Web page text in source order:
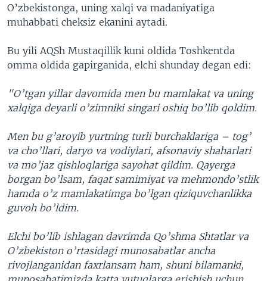
O’zbekistonga, uning xalqi va madaniyatiga
muhabbati cheksiz ekanini aytadi.
Bu yili AQSh Mustaqillik kuni oldida Toshkentda
omma oldida gapirganida, elchi shunday degan edi:
"O’tgan yillar davomida men bu mamlakat va uning
xalqiga deyarli o’zimniki singari oshiq bo’lib qoldim.
Men bu g’aroyib yurtning turli burchaklariga – tog’
va cho’llari, daryo va vodiylari, afsonaviy shaharlari
va mo’jaz qishloqlariga sayohat qildim. Qayerga
borgan bo’lsam, faqat samimiyat va mehmondo’stlik
hamda o’z mamlakatimga bo’lgan qiziquvchanlikka
guvoh bo’ldim.
Elchi bo’lib ishlagan davrimda Qo’shma Shtatlar va
O’zbekiston o’rtasidagi munosabatlar ancha
rivojlanganidan faxrlansam ham, shuni bilamanki,